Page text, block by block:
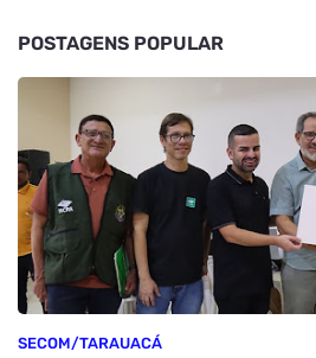
POSTAGENS POPULAR
SECOM/TARAUACÁ